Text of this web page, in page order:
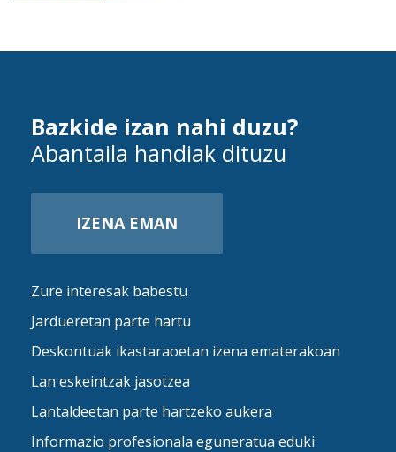
Bazkide izan nahi duzu?
Abantaila handiak dituzu
IZENA EMAN
Zure interesak babestu
Jardueretan parte hartu
Deskontuak ikastaraoetan izena ematerakoan
Lan eskeintzak jasotzea
Lantaldeetan parte hartzeko aukera
Informazio profesionala eguneratua eduki